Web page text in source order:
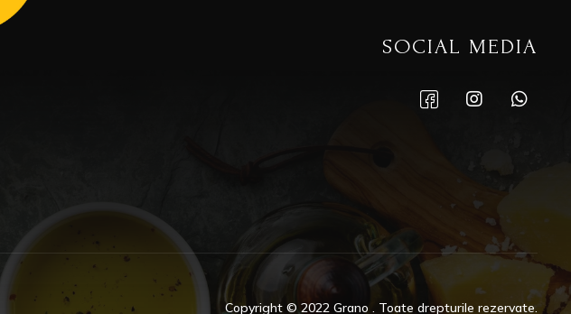
SOCIAL MEDIA
Copyright © 2022 Grano . Toate drepturile rezervate.